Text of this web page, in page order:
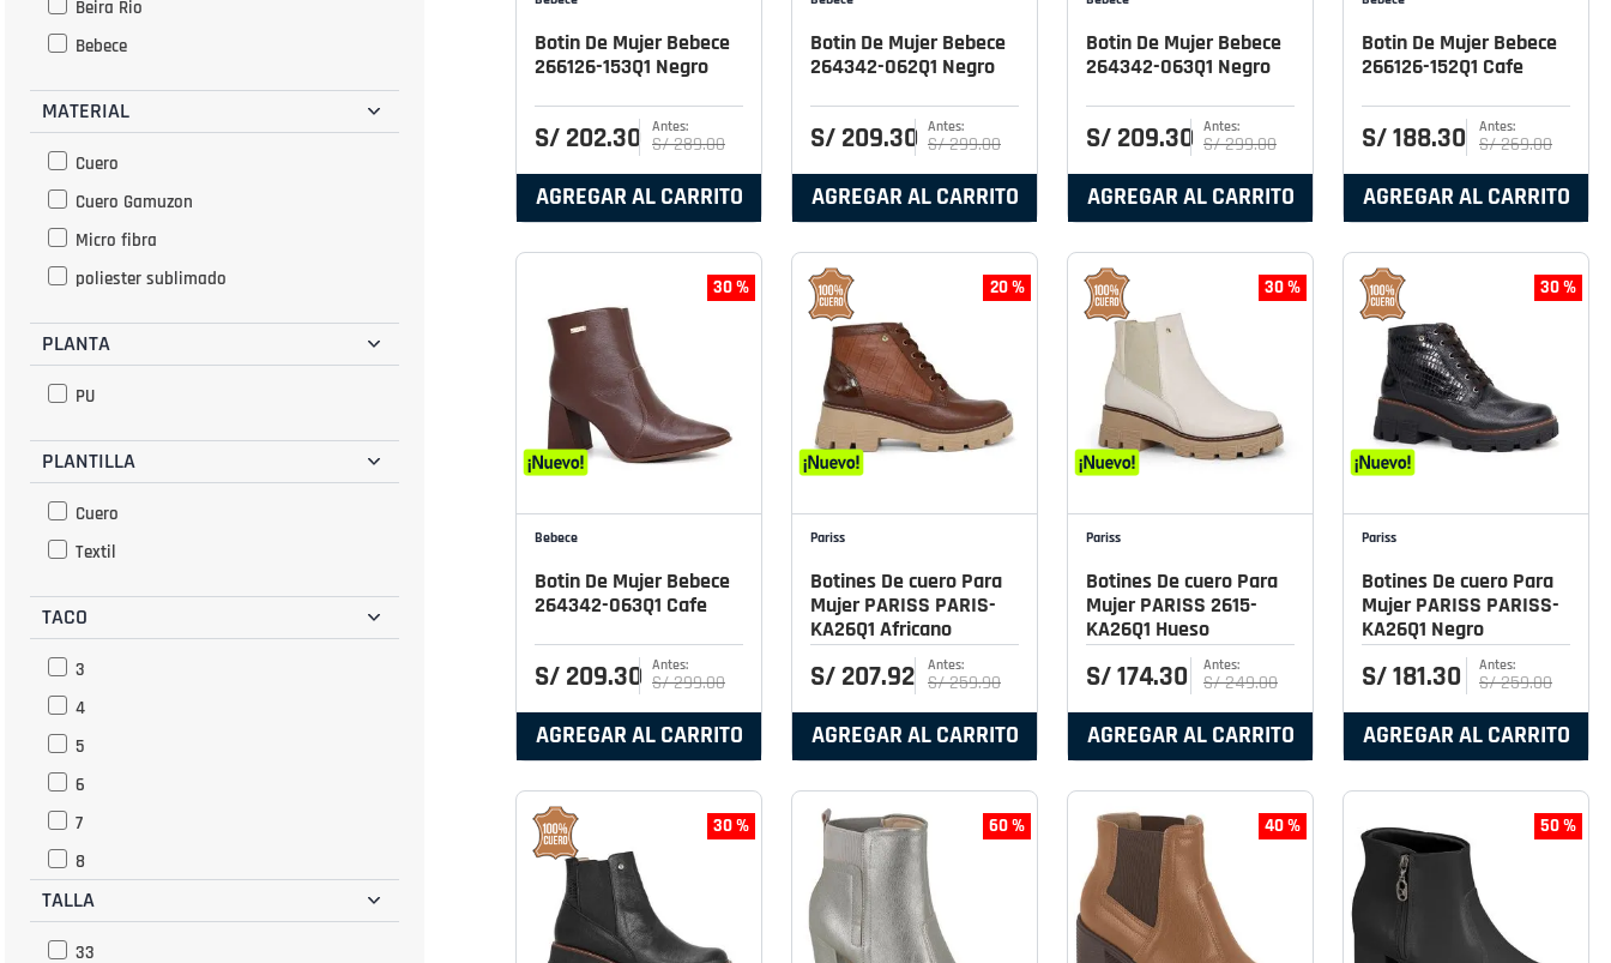
Beira Rio
Bebece
MATERIAL
Cuero
Cuero Gamuzon
Micro fibra
poliester sublimado
PLANTA
PU
PLANTILLA
Cuero
Textil
TACO
3
4
5
6
7
8
9
TALLA
33
Botin De Mujer Bebece
266126-153Q1 Negro
S/ 202.30 S/289.00
AGREGAR AL CARRITO
Botin De Mujer Bebece
264342-062Q1 Negro
S/ 209.30 S/299.00
AGREGAR AL CARRITO
Botin De Mujer Bebece
264342-063Q1 Negro
S/ 209.30 S/299.00
AGREGAR AL CARRITO
Botin De Mujer Bebece
266126-152Q1 Cafe
S/188.30 S/269.00
AGREGAR AL CARRITO
30 %
Bebece
Botin De Mujer Bebece
264342-063Q1 Cafe
S/ 209.30 S/299.00
AGREGAR AL CARRITO
20 %
Pariss
Botines De cuero Para
Mujer PARISS PARIS-
KA26Q1 Africano
S/ 207.92 S/259.90
AGREGAR AL CARRITO
30 %
Pariss
Botines De cuero Para
Mujer PARISS 2615-
KA26Q1 Hueso
S/174.30 S/249.00
AGREGAR AL CARRITO
30 %
Pariss
Botines De cuero Para
Mujer PARISS PARISS-
KA26Q1 Negro
S/181.30 S/259.00
AGREGAR AL CARRITO
30 % 60 % 40 % 50 %